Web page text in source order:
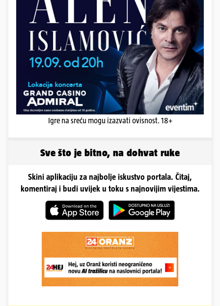
Igre na sreću mogu izazvati ovisnost. 18+
Sve što je bitno, na dohvat ruke
Skini aplikaciju za najbolje iskustvo portala. Čitaj,
komentiraj i budi uvijek u toku s najnovijim vijestima.